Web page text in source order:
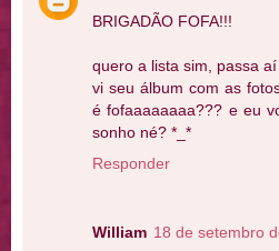
BRIGADÃO FOFA!!!
quero a lista sim, passa aí
vi seu álbum com as
é fofaaaaaaaa??? e eu
sonho né? *_*
Responder
William 18 de setembro